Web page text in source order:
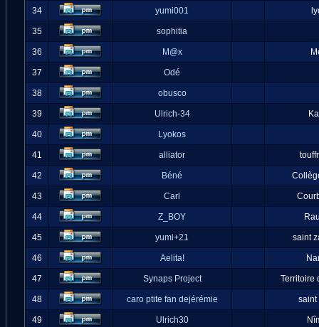
34 yumi001
35 sophitia
36 M@x
37 Odé
38 obusco
39 Ulrich-34
40 Lyokos
41 alliator
42 Béné
43 Carl
44 Z_BOY
45 yumi+21 saint
46 Aelita!
47 Synaps Project Territoire
48 caro ptite fan dejérémie saint
49 Ulrich30